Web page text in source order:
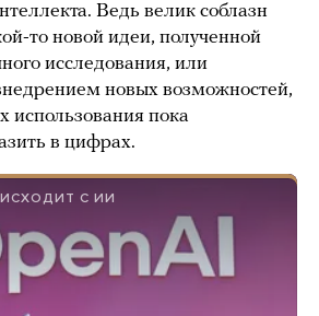
Ведь велик соблазн
то новой идеи, полученной
исследования, или
новых возможностей,
использования пока
в цифрах.
С ИИ